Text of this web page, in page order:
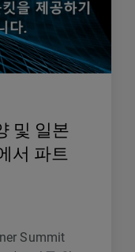
및 일본
서 파트
Summit